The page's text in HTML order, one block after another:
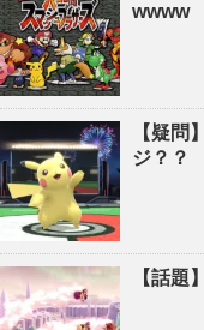
wwww
【疑問
ジ？？
【話題